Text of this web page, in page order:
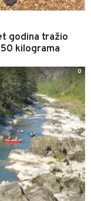
godina tražio
kilograma
0